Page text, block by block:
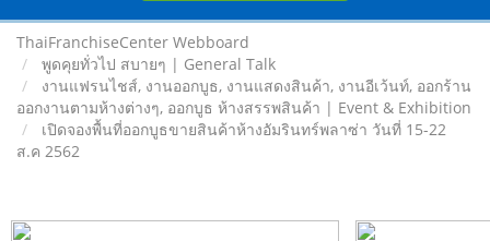
ThaiFranchiseCenter Webboard
พูดคุยทั่วไป สบายๆ | General Talk
งานแฟรนไชส์, งานออกบูธ, งานแสดงสินค้า, งานอีเว้นท์, ออกร้าน
ออกงานตามห้างต่างๆ, ออกบูธ ห้างสรรพสินค้า | Event & Exhibition
เปิดจองพื้นที่ออกบูธขายสินค้าห้างอัมรินทร์พลาซ่า วันที่ 15-22
ส.ค 2562